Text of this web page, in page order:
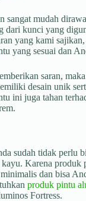
sangat mudah
dari kunci yang
yang kami
yang sesuai dan
saran,
desain unik
ini juga tahan
sudah tidak perlu
Karena produk
dan bisa
produk pintu
Fortress.